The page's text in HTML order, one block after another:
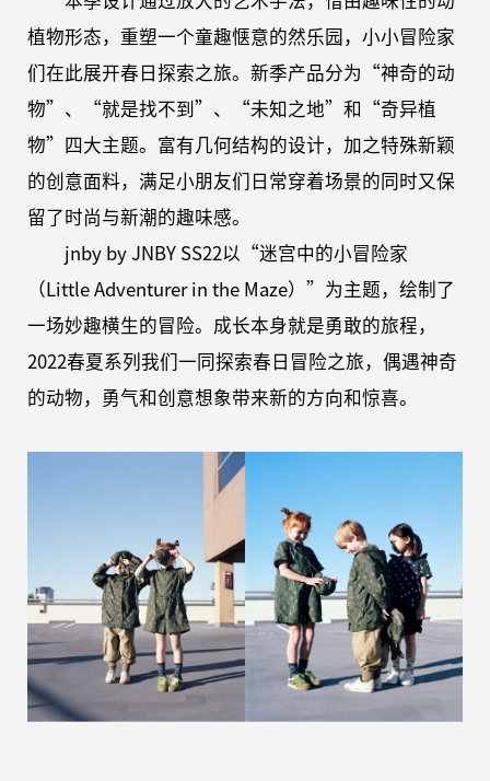
植物形态，重塑一个童趣惬意的然乐园，小小冒险家
们在此展开春日探索之旅。新季产品分为“神奇的动
物”、“就是找不到”、“未知之地”和“奇异植
物”四大主题。富有几何结构的设计，加之特殊新颖
的创意面料，满足小朋友们日常穿着场景的同时又保
留了时尚与新潮的趣味感。
jnby by JNBY SS22以“迷宫中的小冒险家
（Little Adventurer in the Maze）”为主题，绘制了
一场妙趣横生的冒险。成长本身就是勇敢的旅程，
2022春夏系列我们一同探索春日冒险之旅，偶遇神奇
的动物，勇气和创意想象带来新的方向和惊喜。